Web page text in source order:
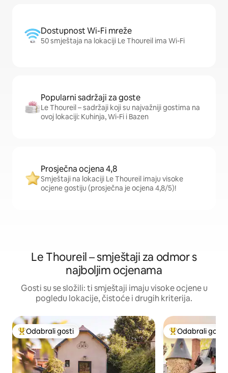
Dostupnost Wi-Fi mreže
50 smještaja na lokaciji Le Thoureil ima Wi-Fi
Popularni sadržaji za goste
Le Thoureil – sadržaji koji su najvažniji gostima na
ovoj lokaciji: Kuhinja, Wi-Fi i Bazen
Prosječna ocjena 4,8
Smještaji na lokaciji Le Thoureil imaju visoke
ocjene gostiju (prosječna je ocjena 4,8/5)!
Le Thoureil – smještaji za odmor s
najboljim ocjenama
Gosti su se složili: ti smještaji imaju visoke ocjene u
pogledu lokacije, čistoće i drugih kriterija.
Među najviše rangiranima s oznakom „Odabrali gosti”
Odabrali gosti Među najviše
Odabrali gosti